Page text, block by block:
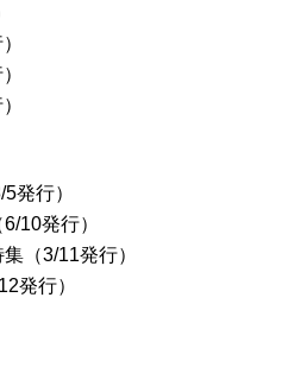
発行）
10発行）
（3/11発行）
発行）